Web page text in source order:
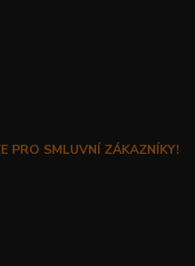
PRO SMLUVNÍ ZÁKAZNÍKY!